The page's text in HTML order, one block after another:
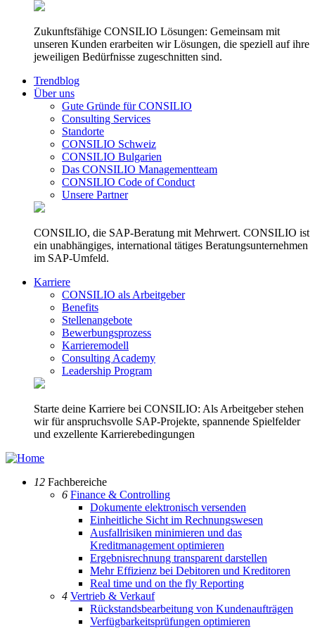
Zukunftsfähige CONSILIO Lösungen: Gemeinsam mit
unseren Kunden erarbeiten wir Lösungen, die speziell auf ihre
jeweiligen Bedürfnisse zugeschnitten sind.
Trendblog
Über uns
Gute Gründe für CONSILIO
Consulting Services
Standorte
CONSILIO Schweiz
CONSILIO Bulgarien
Das CONSILIO Managementteam
CONSILIO Code of Conduct
Unsere Partner
CONSILIO, die SAP-Beratung mit Mehrwert. CONSILIO ist
ein unabhängiges, international tätiges Beratungsunternehmen
im SAP-Umfeld.
Karriere
CONSILIO als Arbeitgeber
Benefits
Stellenangebote
Bewerbungsprozess
Karrieremodell
Consulting Academy
Leadership Program
Starte deine Karriere bei CONSILIO: Als Arbeitgeber stehen
wir für anspruchsvolle SAP-Projekte, spannende Spielfelder
und exzellente Karrierebedingungen
12 Fachbereiche
6 Finance & Controlling
Dokumente elektronisch versenden
Einheitliche Sicht im Rechnungswesen
Ausfallrisiken minimieren und das
Kreditmanagement optimieren
Ergebnisrechnung transparent darstellen
Mehr Effizienz bei Debitoren und Kreditoren
Real time und on the fly Reporting
4 Vertrieb & Verkauf
Rückstandsbearbeitung von Kundenaufträgen
Verfügbarkeitsprüfungen optimieren